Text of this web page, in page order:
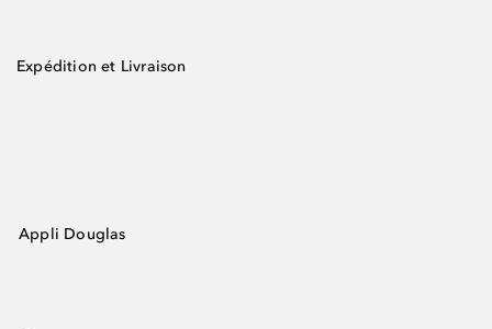
Expédition et Livraison
Appli Douglas